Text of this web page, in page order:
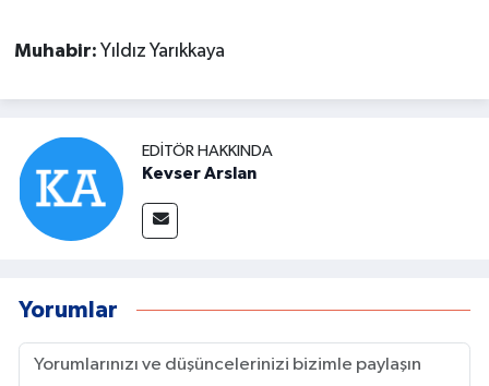
Muhabir: Yıldız Yarıkkaya
EDITÖR HAKKINDA
Kevser Arslan
Yorumlar